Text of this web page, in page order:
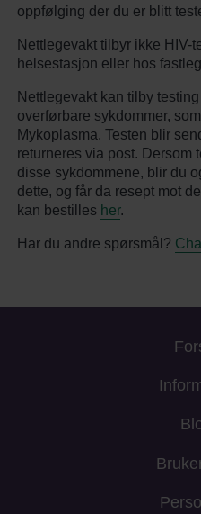
oppfølging der du er blitt
Nettlegevakt tilbyr ikke HIV-
helsestasjon eller hos
Nettlegevakt kan tilby
overførbare sykdommer,
Mykoplasma. Testen blir
returneres via post. Dersom
disse sykdommene, blir du
dette, og får da resept mot
kan bestilles her.
Har du andre spørsmål?